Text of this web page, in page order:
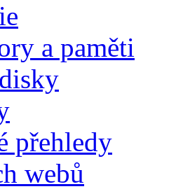
a paměti
přehledy
webů